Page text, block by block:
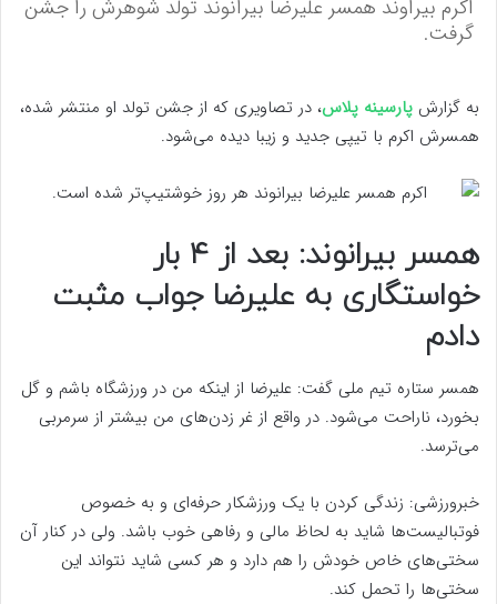
اکرم بیراوند همسر علیرضا بیرانوند تولد شوهرش را جشن
گرفت.
به گزارش پارسینه پلاس، در تصاویری که از جشن تولد او منتشر شده،
همسرش اکرم با تیپی جدید و زیبا دیده می‌شود.
همسر بیرانوند: بعد از ۴ بار
خواستگاری به علیرضا جواب مثبت
دادم
همسر ستاره تیم ملی گفت: علیرضا از اینکه من در ورزشگاه باشم و گل
بخورد، ناراحت می‌شود. در واقع از غر زدن‌های من بیشتر از سرمربی
می‌ترسد.
خبرورزشی: زندگی کردن با یک ورزشکار حرفه‌ای و به خصوص
فوتبالیست‌ها شاید به لحاظ مالی و رفاهی خوب باشد. ولی در کنار آن
سختی‌های خاص خودش را هم دارد و هر کسی شاید نتواند این
سختی‌ها را تحمل کند.